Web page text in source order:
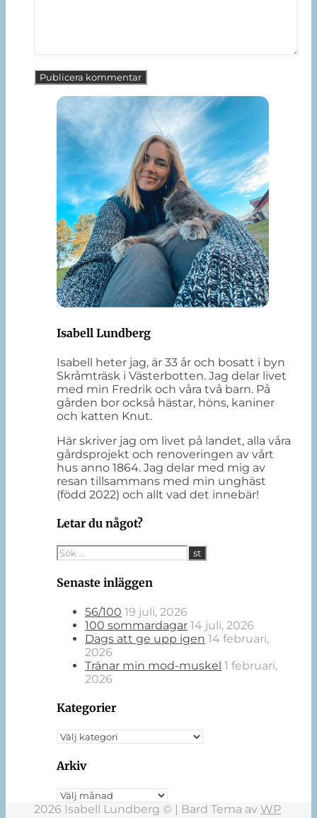
Isabell Lundberg
Isabell heter jag, är 33 år och bosatt i byn
Skråmträsk i Västerbotten. Jag delar livet
med min Fredrik och våra två barn. På
gården bor också hästar, höns, kaniner
och katten Knut.
Här skriver jag om livet på landet, alla våra
gårdsprojekt och renoveringen av vårt
hus anno 1864. Jag delar med mig av
resan tillsammans med min unghäst
(född 2022) och allt vad det innebär!
Letar du något?
Senaste inläggen
56/100 19 juli, 2026
100 sommardagar 14 juli, 2026
Dags att ge upp igen 14 februari,
2026
Tränar min mod-muskel 1 februari,
2026
Kategorier
Kategorier
Arkiv
Arkiv
2026 Isabell Lundberg © | Bard Tema av WP